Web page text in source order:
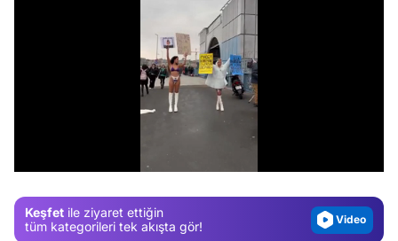
Keşfet ile ziyaret ettiğin
tüm kategorileri tek akışta gör!
Video